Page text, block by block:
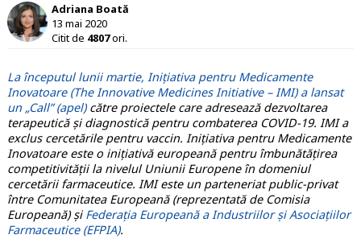
Adriana Boată
13 mai 2020
Citit de 4807ori.
La începutul lunii martie, Inițiativa pentru Medicamente
Inovatoare (The Innovative Medicines Initiative – IMI) a lansat
un „Call” (apel)către proiectele care adresează dezvoltarea
terapeutică și diagnostică pentru combaterea COVID-19. IMI a
exclus cercetările pentru vaccin. Inițiativa pentru Medicamente
Inovatoare este o inițiativă europeană pentru îmbunătățirea
competitivității la nivelul Uniunii Europene în domeniul
cercetării farmaceutice. IMI este un parteneriat public-privat
între Comunitatea Europeană (reprezentată de Comisia
Europeană) și Federația Europeană a Industriilor și Asociațiilor
Farmaceutice (EFPIA).